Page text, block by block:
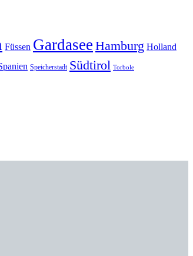
Füssen Gardasee Hamburg Holland
Speicherstadt Südtirol Torbole